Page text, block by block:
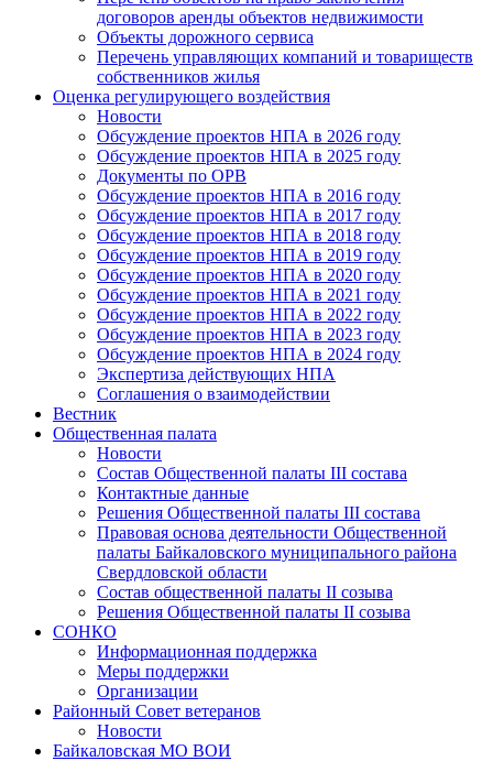
договоров аренды объектов недвижимости
Объекты дорожного сервиса
Перечень управляющих компаний и товариществ
собственников жилья
Оценка регулирующего воздействия
Новости
Обсуждение проектов НПА в 2026 году
Обсуждение проектов НПА в 2025 году
Документы по ОРВ
Обсуждение проектов НПА в 2016 году
Обсуждение проектов НПА в 2017 году
Обсуждение проектов НПА в 2018 году
Обсуждение проектов НПА в 2019 году
Обсуждение проектов НПА в 2020 году
Обсуждение проектов НПА в 2021 году
Обсуждение проектов НПА в 2022 году
Обсуждение проектов НПА в 2023 году
Обсуждение проектов НПА в 2024 году
Экспертиза действующих НПА
Соглашения о взаимодействии
Вестник
Общественная палата
Новости
Состав Общественной палаты III состава
Контактные данные
Решения Общественной палаты III состава
Правовая основа деятельности Общественной
палаты Байкаловского муниципального района
Свердловской области
Состав общественной палаты II созыва
Решения Общественной палаты II созыва
СОНКО
Информационная поддержка
Меры поддержки
Организации
Районный Совет ветеранов
Новости
Байкаловская МО ВОИ